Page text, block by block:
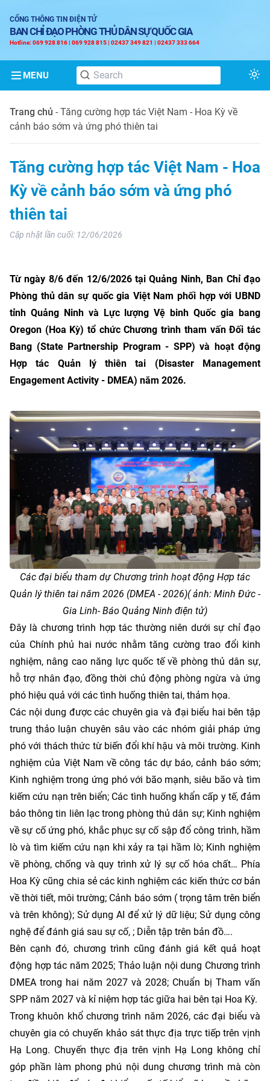
CỔNG THÔNG TIN ĐIỆN TỬ
BAN CHỈ ĐẠO PHÒNG THỦ DÂN SỰ QUỐC GIA
Hotline: 069 928 816 | 069 928 815 | 02437 349 821 | 02437 333 664
MENU
Trang chủ - Tăng cường hợp tác Việt Nam - Hoa Kỳ về
cảnh báo sớm và ứng phó thiên tai
Tăng cường hợp tác Việt Nam - Hoa
Kỳ về cảnh báo sớm và ứng phó
thiên tai
Cập nhật lần cuối: 12/06/2026
Từ ngày 8/6 đến 12/6/2026 tại Quảng Ninh, Ban Chỉ đạo
Phòng thủ dân sự quốc gia Việt Nam phối hợp với UBND
tỉnh Quảng Ninh và Lực lượng Vệ binh Quốc gia bang
Oregon (Hoa Kỳ) tổ chức Chương trình tham vấn Đối tác
Bang (State Partnership Program - SPP) và hoạt động
Hợp tác Quản lý thiên tai (Disaster Management
Engagement Activity - DMEA) năm 2026.
Các đại biểu tham dự Chương trình hoạt động Hợp tác
Quản lý thiên tai năm 2026 (DMEA - 2026)( ảnh: Minh Đức -
Gia Linh- Báo Quảng Ninh điện tử)
Đây là chương trình hợp tác thường niên dưới sự chỉ đạo
của Chính phủ hai nước nhằm tăng cường trao đổi kinh
nghiệm, nâng cao năng lực quốc tế về phòng thủ dân sự,
hỗ trợ nhân đạo, đồng thời chủ động phòng ngừa và ứng
phó hiệu quả với các tình huống thiên tai, thảm họa.
Các nội dung được các chuyên gia và đại biểu hai bên tập
trung thảo luận chuyên sâu vào các nhóm giải pháp ứng
phó với thách thức từ biến đổi khí hậu và môi trường. Kinh
nghiệm của Việt Nam về công tác dự báo, cảnh báo sớm;
Kinh nghiệm trong ứng phó với bão mạnh, siêu bão và tìm
kiếm cứu nạn trên biển; Các tình huống khẩn cấp y tế, đảm
bảo thông tin liên lạc trong phòng thủ dân sự; Kinh nghiệm
về sự cố ứng phó, khắc phục sự cố sập đổ công trình, hầm
lò và tìm kiếm cứu nạn khi xảy ra tại hầm lò; Kinh nghiệm
về phòng, chống và quy trình xử lý sự cố hóa chất… Phía
Hoa Kỳ cũng chia sẻ các kinh nghiệm các kiến thức cơ bản
về thời tiết, môi trường; Cảnh báo sớm ( trọng tâm trên biển
và trên không); Sử dụng AI để xử lý dữ liệu; Sử dụng công
nghệ để đánh giá sau sự cố, ; Diễn tập trên bản đồ….
Bên cạnh đó, chương trình cũng đánh giá kết quả hoạt
động hợp tác năm 2025; Thảo luận nội dung Chương trình
DMEA trong hai năm 2027 và 2028; Chuẩn bị Tham vấn
SPP năm 2027 và kỉ niệm hợp tác giữa hai bên tại Hoa Kỳ.
Trong khuôn khổ chương trình năm 2026, các đại biểu và
chuyên gia có chuyến khảo sát thực địa trực tiếp trên vịnh
Hạ Long. Chuyến thực địa trên vịnh Hạ Long không chỉ
góp phần làm phong phú nội dung chương trình mà còn